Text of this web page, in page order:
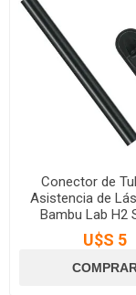
Conector de
Asistencia de
Bambu Lab H2
U$S 5